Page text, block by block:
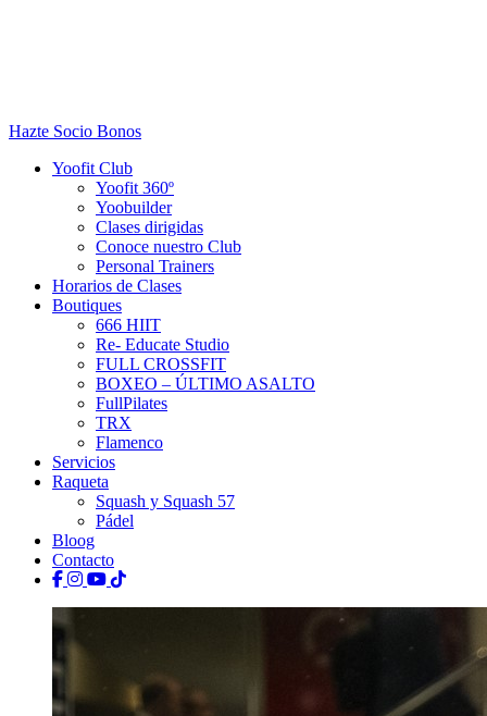
Hazte Socio Bonos
Yoofit Club
Yoofit 360º
Yoobuilder
Clases dirigidas
Conoce nuestro Club
Personal Trainers
Horarios de Clases
Boutiques
666 HIIT
Re- Educate Studio
FULL CROSSFIT
BOXEO – ÚLTIMO ASALTO
FullPilates
TRX
Flamenco
Servicios
Raqueta
Squash y Squash 57
Pádel
Bloog
Contacto